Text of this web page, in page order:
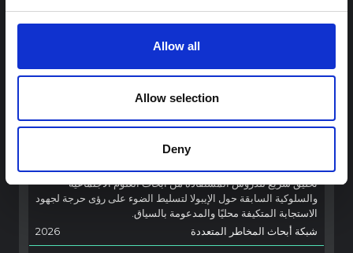
Allow all
Allow selection
Deny
توصيات: التخليق السريع لدروس العلوم
الاجتماعية والسلوكية حول الإيبولا من أجل
جمهورية الكونغو الديمقراطية
تخليق سريع للدروس المستفادة من أبحاث العلوم الاجتماعية
والسلوكية السابقة حول الإيبولا لتسليط الضوء على رؤى حرجة لجهود
الاستجابة المتكيفة محليًا والمدعومة بالسياق.
شبكة أبحاث المخاطر المتعددة
2026